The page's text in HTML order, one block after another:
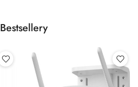
obniżką
Bestsellery